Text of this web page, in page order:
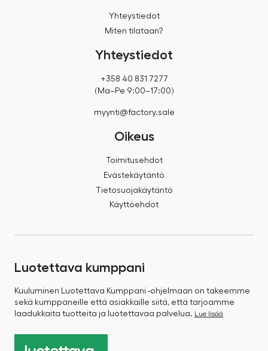
Yhteystiedot
Miten tilataan?
Yhteystiedot
+358 40 831 7277
(Ma–Pe 9:00–17:00)
myynti@factory.sale
Oikeus
Toimitusehdot
Evästekäytäntö
Tietosuojakäytäntö
Käyttöehdot
Luotettava kumppani
Kuuluminen Luotettava Kumppani -ohjelmaan on takeemme
sekä kumppaneille että asiakkaille siitä, että tarjoamme
laadukkaita tuotteita ja luotettavaa palvelua.
Lue lisää